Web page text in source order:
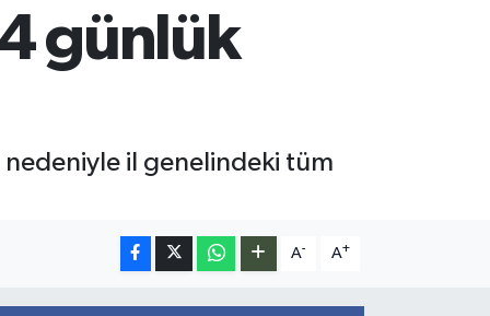
günlük
il genelindeki tüm
A- A+